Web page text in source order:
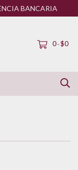
BANCARIA
0-$0